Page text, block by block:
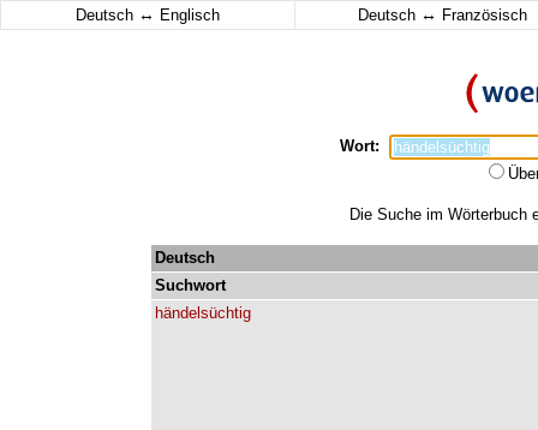
Deutsch ↔ Englisch Deutsch ↔ Französisch
Wort:
Die Suche im Wörterbuch
Deutsch
Suchwort
händelsüchtig